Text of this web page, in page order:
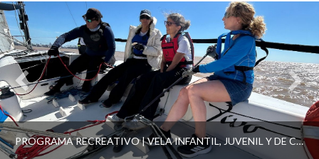
PROGRAMA RECREATIVO | VELA INFANTIL, JUVENIL Y DE CRUCERO 2026